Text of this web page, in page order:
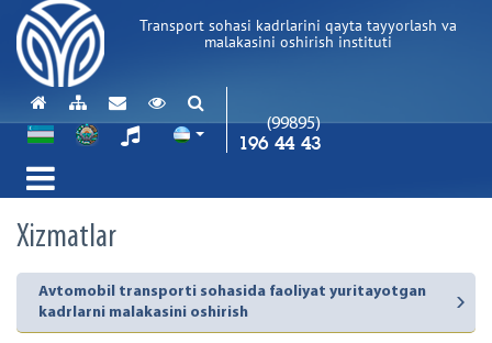
Transport sohasi kadrlarini qayta tayyorlash va
malakasini oshirish instituti
(99895)
196 44 43
Xizmatlar
Avtomobil transporti sohasida faoliyat yuritayotgan
kadrlarni malakasini oshirish